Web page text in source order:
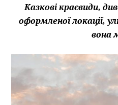
Казкові краєвиди,
оформленої локації,
вона